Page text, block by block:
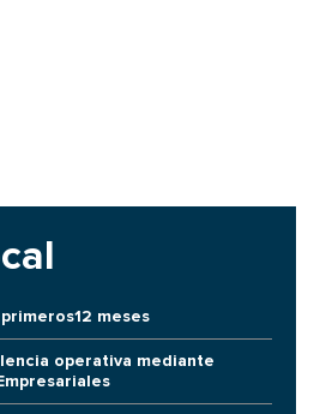
meses
operativa mediante